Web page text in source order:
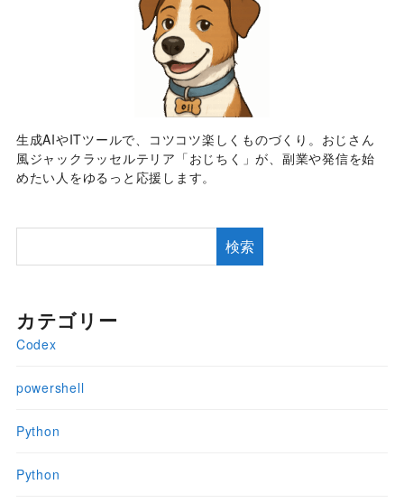
生成AIやITツールで、コツコツ楽しくものづくり。おじさん
風ジャックラッセルテリア「おじちく」が、副業や発信を始
めたい人をゆるっと応援します。
検索
カテゴリー
Codex
powershell
Python
Python